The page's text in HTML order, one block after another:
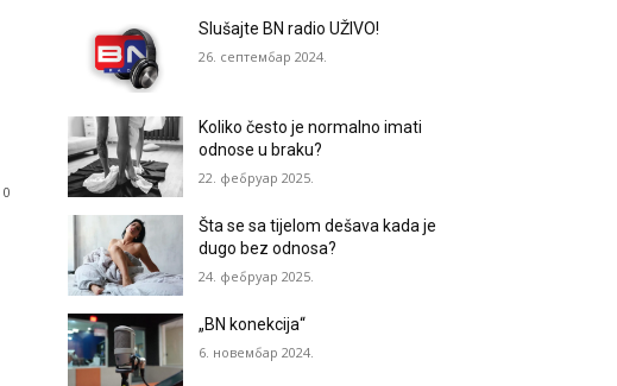
0
Slušajte BN radio UŽIVO!
26. септембар 2024.
Koliko često je normalno imati
odnose u braku?
22. фебруар 2025.
Šta se sa tijelom dešava kada je
dugo bez odnosa?
24. фебруар 2025.
„BN konekcija“
6. новембар 2024.